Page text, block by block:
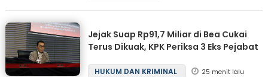
Jejak Suap Rp91,7 Miliar di Bea Cukai
Terus Dikuak, KPK Periksa 3 Eks Pejabat
HUKUM DAN KRIMINAL 25 menit lalu